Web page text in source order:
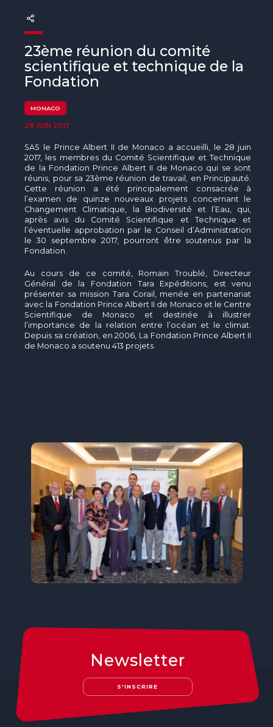
Beyond Plastic Med : BeMed
OACIS
Initiative Homme - Faune sauvage
The Green Shift Initiative
23ème réunion du comité
scientifique et technique de la
Fondation
MONACO
28 JUIN 2017
SAS le Prince Albert II de Monaco a accueilli, le 28 juin
2017, les membres du Comité Scientifique et Technique
de la Fondation Prince Albert II de Monaco qui se sont
réunis, pour sa 23ème réunion de travail, en Principauté.
Cette réunion a été principalement consacrée à
l’examen de quinze nouveaux projets concernant le
Changement Climatique, la Biodiversité et l’Eau, qui,
après avis du Comité Scientifique et Technique et
l’éventuelle approbation par le Conseil d’Administration
le 30 septembre 2017, pourront être soutenus par la
Fondation.
Au cours de ce comité, Romain Troublé, Directeur
Général de la Fondation Tara Expéditions, est venu
présenter sa mission Tara Corail, menée en partenariat
avec la Fondation Prince Albert II de Monaco et le Centre
Scientifique de Monaco et destinée à illustrer
l’importance de la relation entre l’océan et le climat.
Depuis sa création, en 2006, La Fondation Prince Albert II
de Monaco a soutenu 413 projets.
Newsletter
S'INSCRIRE